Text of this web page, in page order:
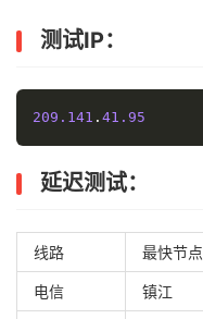
测试IP：
209.141 . 41.95
延迟测试：
线路 最快节点
电信 镇江